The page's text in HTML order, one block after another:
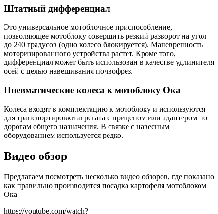
Штатный дифференциал
Это универсальное мотоблочное приспособление,
позволяющее мотоблоку совершить резкий разворот на угол
до 240 градусов (одно колесо блокируется). Маневренность
моторизированного устройства растет. Кроме того,
дифференциал может быть использован в качестве удлинителя
осей с целью навешивания почвофрез.
Пневматические колеса к мотоблоку Ока
Колеса входят в комплектацию к мотоблоку и используются
для транспортировки агрегата с прицепом или адаптером по
дорогам общего назначения. В связке с навесным
оборудованием используется редко.
Видео обзор
Предлагаем посмотреть несколько видео обзоров, где показано
как правильно производится посадка картофеля мотоблоком
Ока:
https://youtube.com/watch?